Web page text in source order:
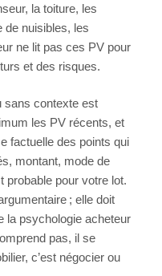
la toiture, les
de nuisibles, les
ne lit pas ces PV pour
et des risques.
sans contexte est
les PV récents, et
factuelle des points qui
montant, mode de
probable pour votre lot.
; elle doit
la psychologie acheteur
pas, il se
c’est négocier ou